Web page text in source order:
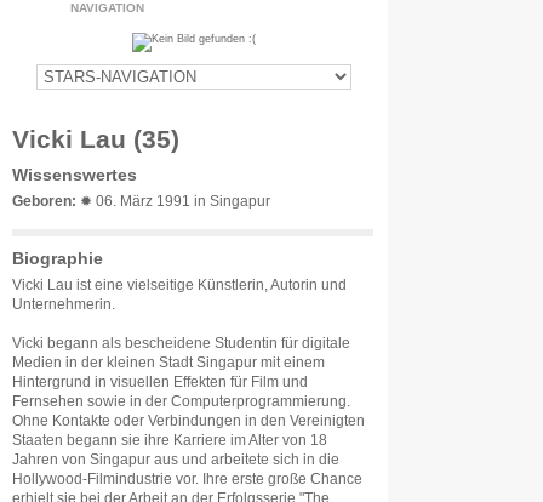
NAVIGATION
Vicki Lau (35)
Wissenswertes
Geboren: ✹ 06. März 1991 in Singapur
Biographie
Vicki Lau ist eine vielseitige Künstlerin, Autorin und
Unternehmerin.
Vicki begann als bescheidene Studentin für digitale
Medien in der kleinen Stadt Singapur mit einem
Hintergrund in visuellen Effekten für Film und
Fernsehen sowie in der Computerprogrammierung.
Ohne Kontakte oder Verbindungen in den Vereinigten
Staaten begann sie ihre Karriere im Alter von 18
Jahren von Singapur aus und arbeitete sich in die
Hollywood-Filmindustrie vor. Ihre erste große Chance
erhielt sie bei der Arbeit an der Erfolgsserie "The